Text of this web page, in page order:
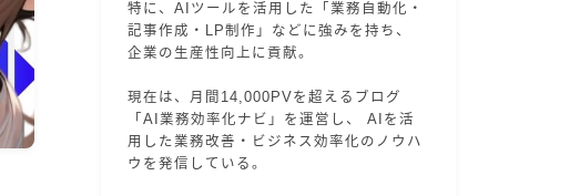
特に、AIツールを活用した「業務自動化・
記事作成・LP制作」などに強みを持ち、
企業の生産性向上に貢献。
現在は、月間14,000PVを超えるブログ
「AI業務効率化ナビ」を運営し、 AIを活
用した業務改善・ビジネス効率化のノウハ
ウを発信している。